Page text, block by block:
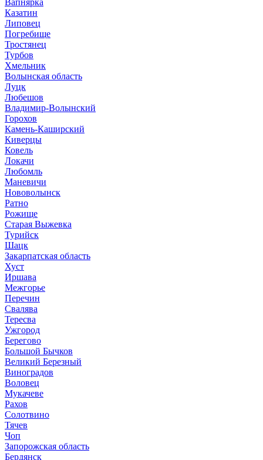
Вапнярка
Казатин
Липовец
Погребище
Тростянец
Турбов
Хмельник
Волынская область
Луцк
Любешов
Владимир-Волынский
Горохов
Камень-Каширский
Киверцы
Ковель
Локачи
Любомль
Маневичи
Нововолынск
Ратно
Рожище
Старая Выжевка
Турийск
Шацк
Закарпатская область
Хуст
Иршава
Межгорье
Перечин
Свалява
Тересва
Ужгород
Берегово
Большой Бычков
Великий Березный
Виноградов
Воловец
Мукачеве
Рахов
Солотвино
Тячев
Чоп
Запорожская область
Бердянск